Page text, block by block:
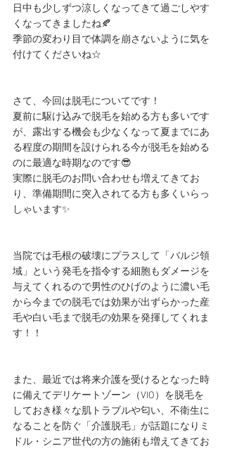
日中も少しずつ涼しくなってきて過ごしやす
くなってきましたね🍂
季節の変わり目で体調を崩さないように気を
付けてくださいね☆
さて、今回は脱毛についてです！
夏前に駆け込みで脱毛を始める方も多いです
が、露出する機会も少なくなって夏までにあ
る程度の期間を設けられる今が脱毛を始める
のに最適な時期なのです😎
実際に脱毛のお問い合わせも増えてきてお
り、準備期間に突入されてる方も多くいらっ
しゃいます✨
当院では毛根の破壊にプラスして「バルジ領
域」という発毛を指令する細胞もダメージを
与えてくれるので男性のひげのように濃い毛
から今までの脱毛では効果が出ずらかった産
毛や白い毛まで脱毛の効果を発揮してくれま
す！！
また、最近では将来介護を受けるとなった時
に備えてデリケートゾーン（VIO）を脱毛を
しておき様々な肌トラブルや匂い、不衛生に
なることを防ぐ「介護脱毛」が話題になりミ
ドル・シニア世代の方の施術も増えてきてお